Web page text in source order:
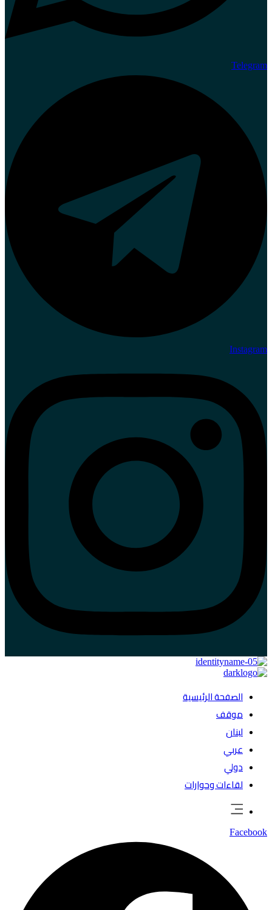
Telegram
Instagram
الصفحة الرئيسية
موقف
لبنان
عربي
دولي
لقاءات وحوارات
Facebook